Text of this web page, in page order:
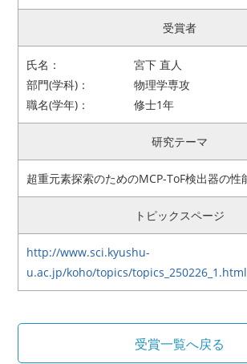
アクセス お
サイトポリシー 寄
受賞者
氏名：
宮下 直人
部門(学科)：
物理学専攻
職名(学年)：
修士1年
研究テーマ
超重元素探索のためのMCP-ToF検出器の性
トピックスページ
http://www.sci.kyushu-
u.ac.jp/koho/topics/topics_250226_1.html